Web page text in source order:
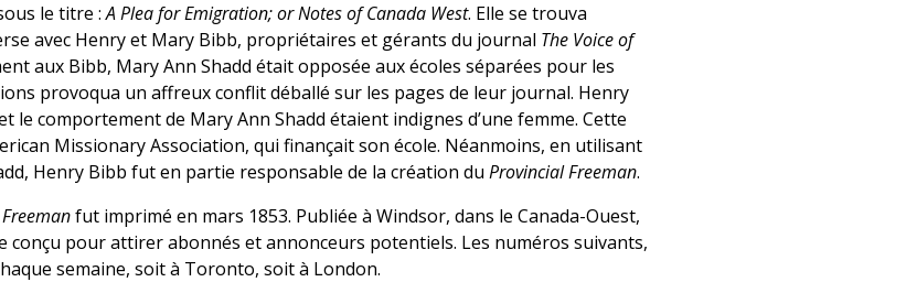
le titre :A Plea for Emigration; or Notes of Canada West. Elle se trouva
avec Henry et Mary Bibb, propriétaires et gérants du journal The Voice of
aux Bibb, Mary Ann Shadd était opposée aux écoles séparées pour les
provoqua un affreux conflit déballé sur les pages de leur journal. Henry
le comportement de Mary Ann Shadd étaient indignes d’une femme. Cette
Missionary Association, qui finançait son école. Néanmoins, en utilisant
Henry Bibb fut en partie responsable de la création du Provincial Freeman.
fut imprimé en mars 1853. Publiée à Windsor, dans le Canada-Ouest,
pour attirer abonnés et annonceurs potentiels. Les numéros suivants,
semaine, soit à Toronto, soit à London.